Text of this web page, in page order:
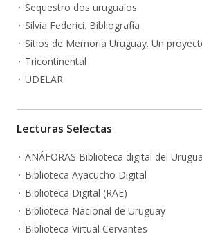
Sequestro dos uruguaios
Silvia Federici. Bibliografía
Sitios de Memoria Uruguay. Un
Tricontinental
UDELAR
Lecturas Selectas
ANÁFORAS Biblioteca digital del
Biblioteca Ayacucho Digital
Biblioteca Digital (RAE)
Biblioteca Nacional de Uruguay
Biblioteca Virtual Cervantes